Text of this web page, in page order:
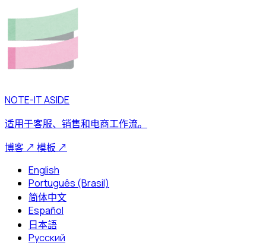
NOTE-IT ASIDE
适用于客服、销售和电商工作流。
博客 ↗ 模板 ↗
English
Português (Brasil)
简体中文
Español
日本語
Русский